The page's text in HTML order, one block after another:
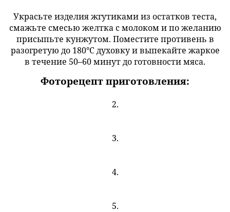
Украсьте изделия жгутиками из остатков теста,
смажьте смесью желтка с молоком и по желанию
присыпьте кунжутом. Поместите противень в
разогретую до 180°C духовку и выпекайте жаркое
в течение 50–60 минут до готовности мяса.
Фоторецепт приготовления:
2.
3.
4.
5.